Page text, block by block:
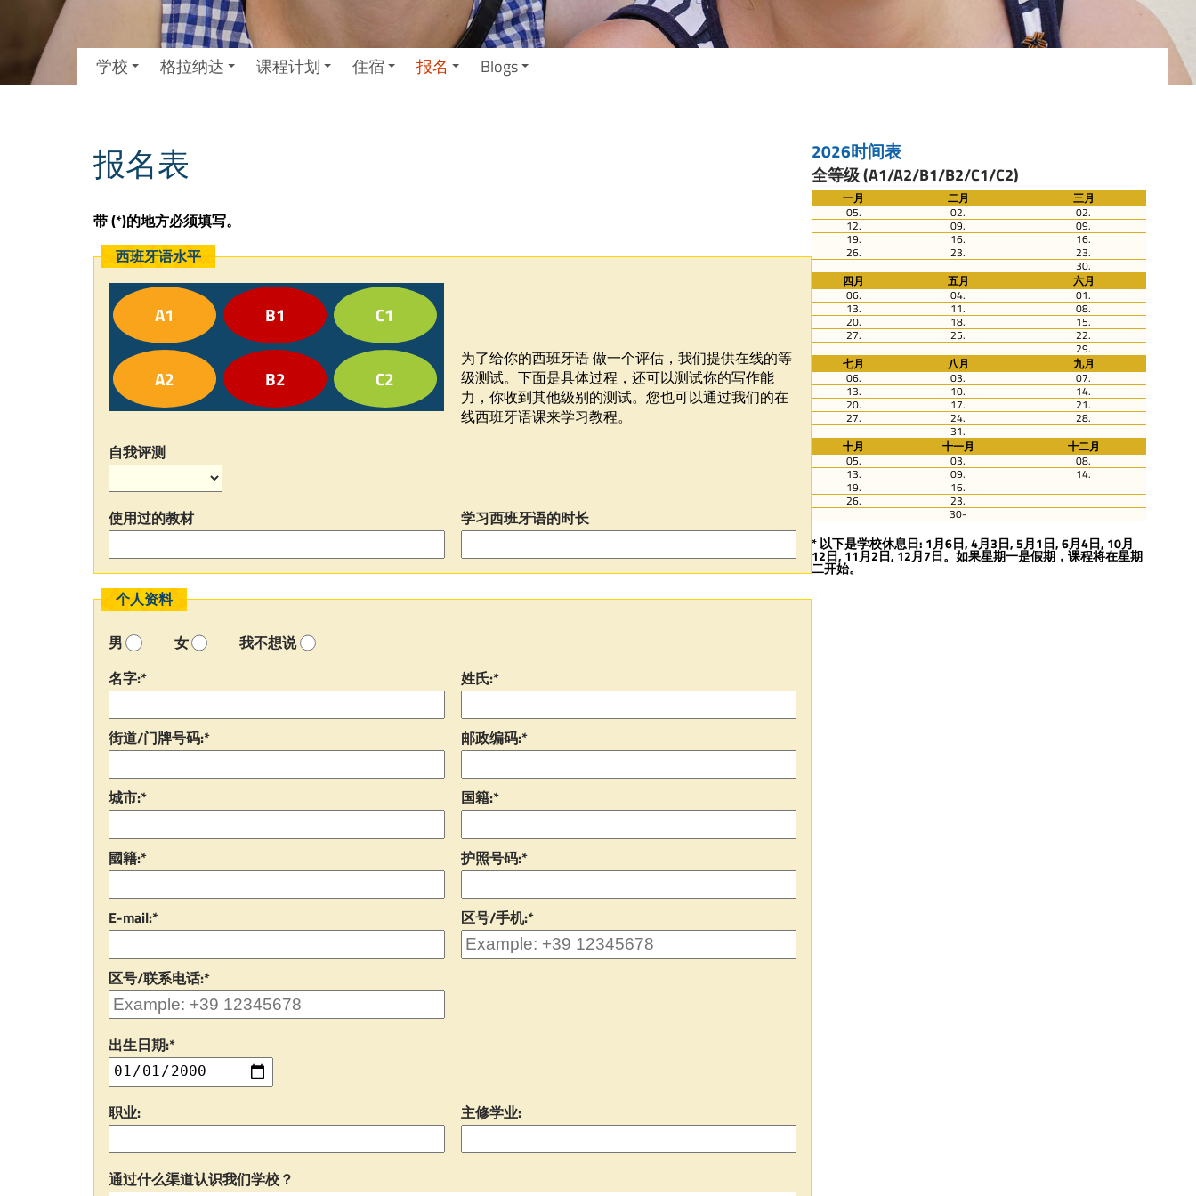
学校 格拉纳达 课程计划 住宿 报名 Blogs
报名表
带 (*)的地方必须填写。
西班牙语水平
A1 B1 C1
A2 B2 C2
为了给你的西班牙语 做一个评估，我们提供在线的等
级测试。下面是具体过程，还可以测试你的写作能
力，你收到其他级别的测试。您也可以通过我们的在
线西班牙语课来学习教程。
自我评测
使用过的教材 学习西班牙语的时长
个人资料
男 女
我不想说
名字:*
姓氏:*
街道/门牌号码:* 邮政编码:*
城市:* 国籍:*
國籍:* 护照号码:*
E-mail:* 区号/手机:*
区号/联系电话:*
出生日期:*
职业: 主修学业:
通过什么渠道认识我们学校？
2026时间表
全等级 (A1/A2/B1/B2/C1/C2)
一月 二月
三月
05.
02. 02.
12. 09. 09.
19. 16. 16.
26. 23. 23.
30.
四月
五月
六月
06.
04. 01.
13. 11. 08.
20. 18. 15.
27. 25. 22.
29.
七月
八月
九月
06.
03. 07.
13. 10. 14.
20. 17. 21.
27. 24. 28.
31.
十月
十一月
十二月
05.
03. 08.
13. 09. 14.
19. 16.
26. 23.
30-
* 以下是学校休息日: 1月6日, 4月3日, 5月1日, 6月4日, 10月
12日, 11月2日, 12月7日。如果星期一是假期，课程将在星期
二开始。